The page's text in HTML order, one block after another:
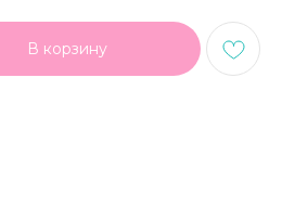
В корзину